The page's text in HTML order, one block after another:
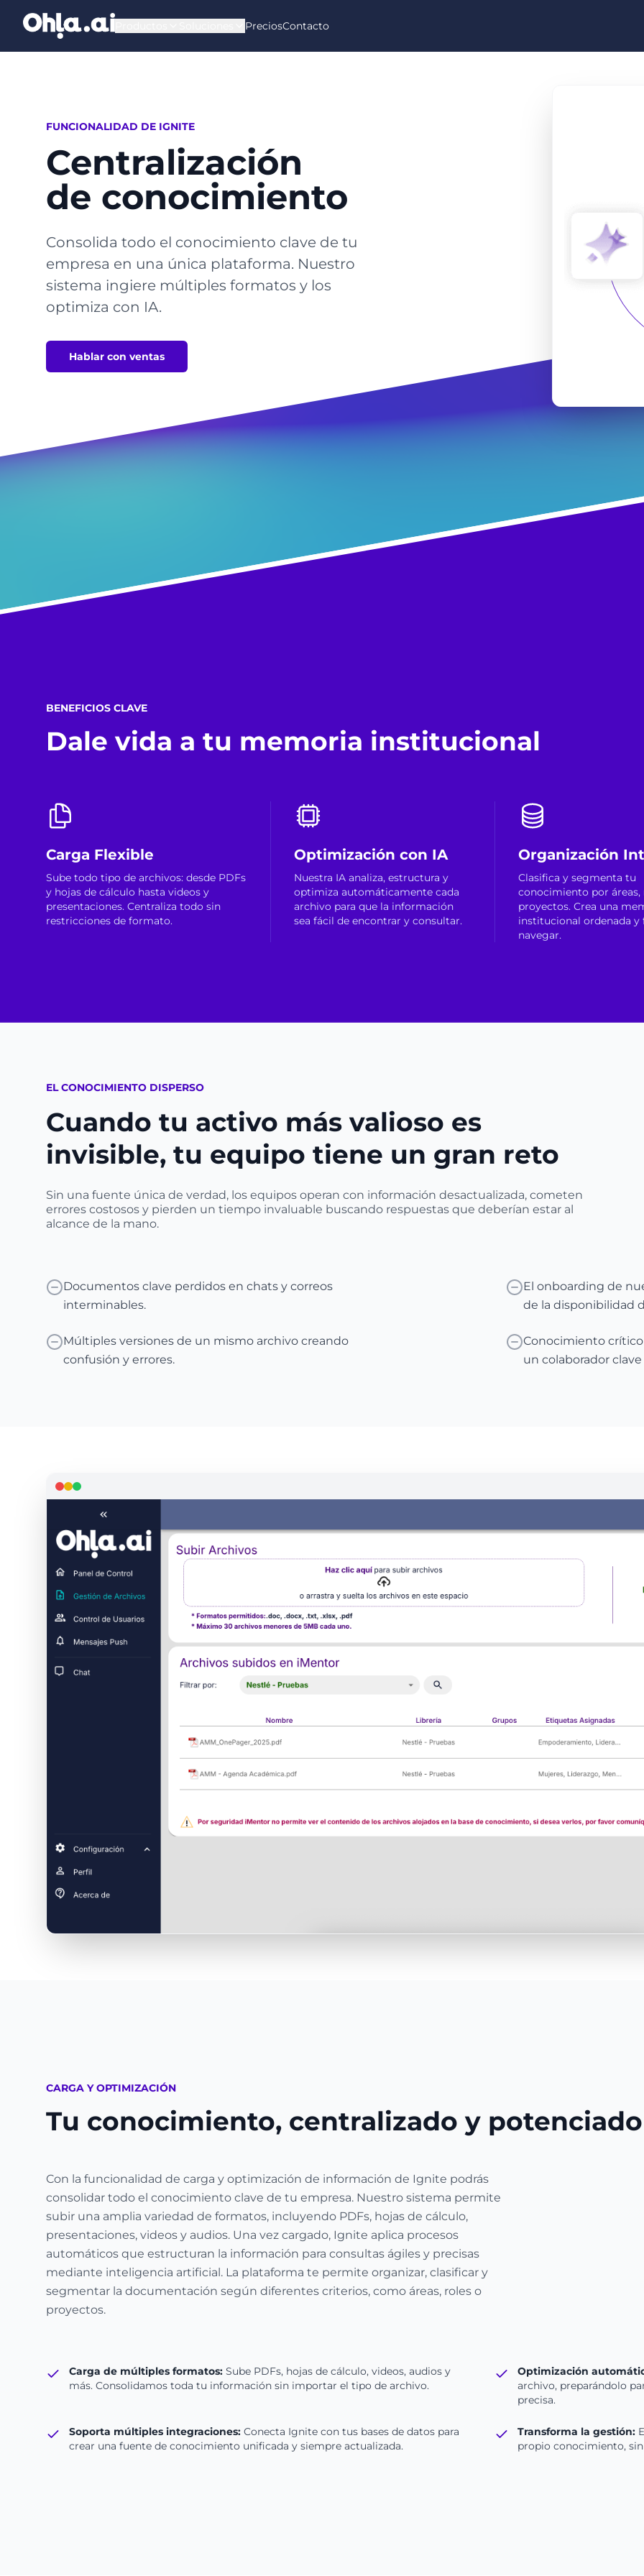
Saltar al contenido principal
PreciosContacto
FUNCIONALIDAD DE IGNITE
Centralización
de conocimiento
Consolida todo el conocimiento clave de tu
empresa en una única plataforma. Nuestro
sistema ingiere múltiples formatos y los
optimiza con IA.
Hablar con ventas
BENEFICIOS CLAVE
Dale vida a tu memoria institucional
Carga Flexible
Sube todo tipo de archivos: desde PDFs
y hojas de cálculo hasta videos y
presentaciones. Centraliza todo sin
restricciones de formato.
Optimización con IA
Nuestra IA analiza, estructura y
optimiza automáticamente cada
archivo para que la información
sea fácil de encontrar y consultar.
Organización
Clasifica y segmenta tu
conocimiento por áreas,
proyectos. Crea una
institucional ordenada y
navegar.
EL CONOCIMIENTO DISPERSO
Cuando tu activo más valioso es
invisible, tu equipo tiene un gran reto
Sin una fuente única de verdad, los equipos operan con información desactualizada, cometen
errores costosos y pierden un tiempo invaluable buscando respuestas que deberían estar al
alcance de la mano.
Documentos clave perdidos en chats y correos
interminables.
Múltiples versiones de un mismo archivo creando
confusión y errores.
El onboarding de
de la disponibilidad
Conocimiento
un colaborador
CARGA Y OPTIMIZACIÓN
Tu conocimiento, centralizado y
Con la funcionalidad de carga y optimización de información de Ignite podrás
consolidar todo el conocimiento clave de tu empresa. Nuestro sistema permite
subir una amplia variedad de formatos, incluyendo PDFs, hojas de cálculo,
presentaciones, videos y audios. Una vez cargado, Ignite aplica procesos
automáticos que estructuran la información para consultas ágiles y precisas
mediante inteligencia artificial. La plataforma te permite organizar, clasificar y
segmentar la documentación según diferentes criterios, como áreas, roles o
proyectos.
Carga de múltiples formatos: Sube PDFs, hojas de cálculo, videos, audios y
más. Consolidamos toda tu información sin importar el tipo de archivo.
Optimización
archivo, preparándolo
precisa.
Soporta múltiples integraciones: Conecta Ignite con tus bases de datos para
crear una fuente de conocimiento unificada y siempre actualizada.
Transforma la gestión:
propio conocimiento, sin